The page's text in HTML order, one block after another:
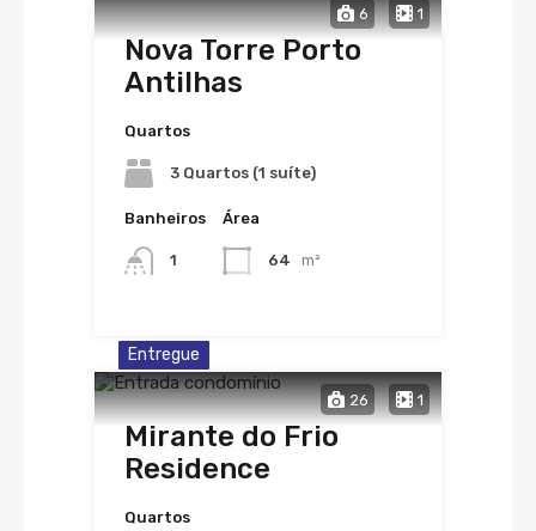
6 1
Nova Torre Porto
Antilhas
Quartos
3 Quartos (1 suíte)
Banheiros
1
Área
64 m²
26 1
Entregue
Mirante do Frio
Residence
Quartos